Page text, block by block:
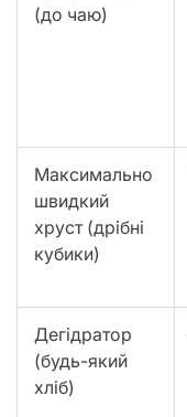
(до чаю)
Максимально
швидкий
хруст (дрібні
кубики)
Дегідратор
(будь-який
хліб)